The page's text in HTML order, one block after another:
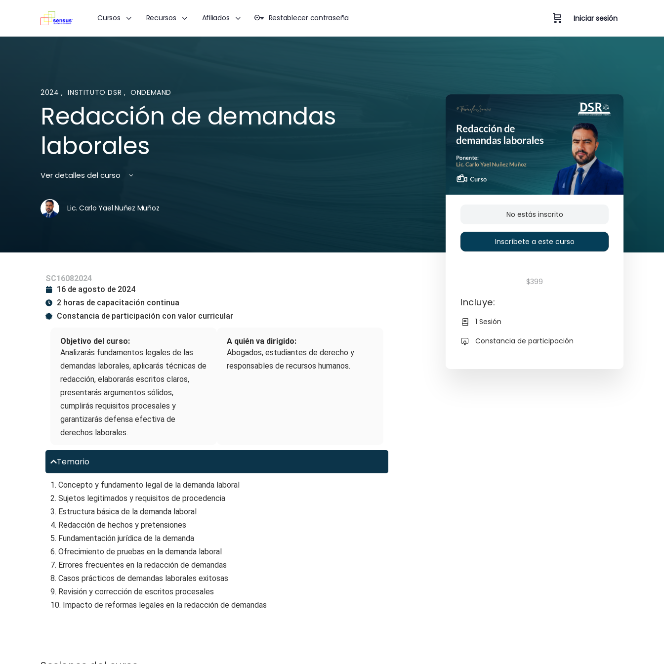
Cursos Recursos Afiliados Restablecer contraseña Iniciar sesión
2024, INSTITUTO DSR , ONDEMAND
Redacción de demandas
laborales
Ver detalles del curso
Lic. Carlo Yael Nuñez Muñoz
SC16082024
16 de agosto de 2024
2 horas de capacitación continua
Constancia de participación con valor curricular
Objetivo del curso:
Analizarás fundamentos legales de las
demandas laborales, aplicarás técnicas de
redacción, elaborarás escritos claros,
presentarás argumentos sólidos,
cumplirás requisitos procesales y
garantizarás defensa efectiva de
derechos laborales.
A quién va dirigido:
Abogados, estudiantes de derecho y
responsables de recursos humanos.
Temario
1. Concepto y fundamento legal de la demanda laboral
2. Sujetos legitimados y requisitos de procedencia
3. Estructura básica de la demanda laboral
4. Redacción de hechos y pretensiones
5. Fundamentación jurídica de la demanda
6. Ofrecimiento de pruebas en la demanda laboral
7. Errores frecuentes en la redacción de demandas
8. Casos prácticos de demandas laborales exitosas
9. Revisión y corrección de escritos procesales
10. Impacto de reformas legales en la redacción de demandas
No estás inscrito
Inscríbete a este curso
$399
Incluye:
1 Sesión
Constancia de participación